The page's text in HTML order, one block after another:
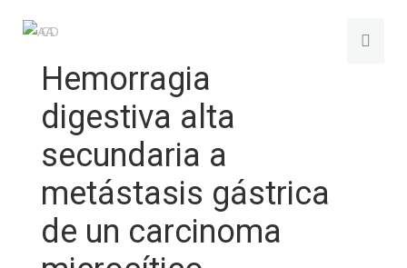
Hemorragia
digestiva alta
secundaria a
metástasis gástrica
de un carcinoma